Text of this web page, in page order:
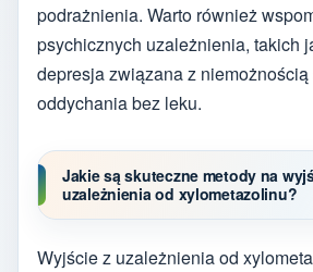
podrażnienia. Warto również
psychicznych uzależnienia, takich
depresja związana z
oddychania bez leku.
Jakie są skuteczne metody na
uzależnienia od xylometazolinu?
Wyjście z uzależnienia od